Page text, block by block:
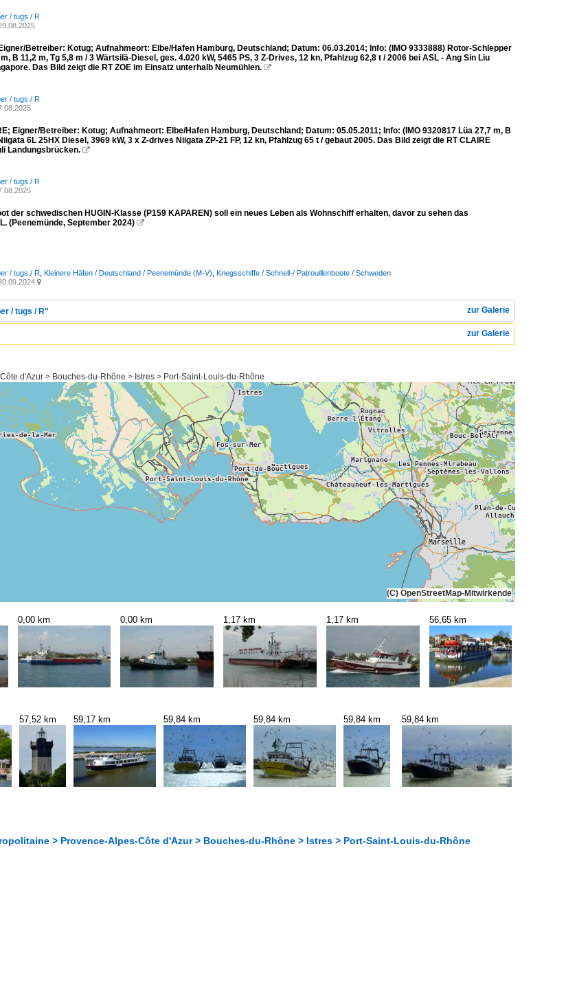
/ tugs / R
Betreiber: Kotug; Aufnahmeort: Elbe/Hafen Hamburg, Deutschland; Datum: 06.03.2014; Info: (IMO 9333888) Rotor-Schlepper
B 11,2 m, Tg 5,8 m / 3 Wärtsilä-Diesel, ges. 4.020 kW, 5465 PS, 3 Z-Drives, 12 kn, Pfahlzug 62,8 t / 2006 bei ASL - Ang Sin Liu
Das Bild zeigt die RT ZOE im Einsatz unterhalb Neumühlen. 
/ tugs / R
Eigner/Betreiber: Kotug; Aufnahmeort: Elbe/Hafen Hamburg, Deutschland; Datum: 05.05.2011; Info: (IMO 9320817 Lüa 27,7 m, B
6L 25HX Diesel, 3969 kW, 3 x Z-drives Niigata ZP-21 FP, 12 kn, Pfahlzug 65 t / gebaut 2005. Das Bild zeigt die RT CLAIRE
Landungsbrücken. 
/ tugs / R
der schwedischen HUGIN-Klasse (P159 KAPAREN) soll ein neues Leben als Wohnschiff erhalten, davor zu sehen das
(Peenemünde, September 2024) 
/ tugs / R Kleinere Häfen / Deutschland / Peenemünde (M-V) Kriegsschiffe / Schnell-/ Patrouillenboote / Schweden

zur Galerie
/ tugs / R"
zur Galerie
d'Azur > Bouches-du-Rhône > Istres > Port-Saint-Louis-du-Rhône
(C) OpenStreetMap-Mitwirkende
0,00 km 0,00 km 1,17 km 1,17 km 56,65 km
57,52 km 59,17 km 59,84 km 59,84 km 59,84 km 59,84 km
> Provence-Alpes-Côte d'Azur > Bouches-du-Rhône > Istres > Port-Saint-Louis-du-Rhône